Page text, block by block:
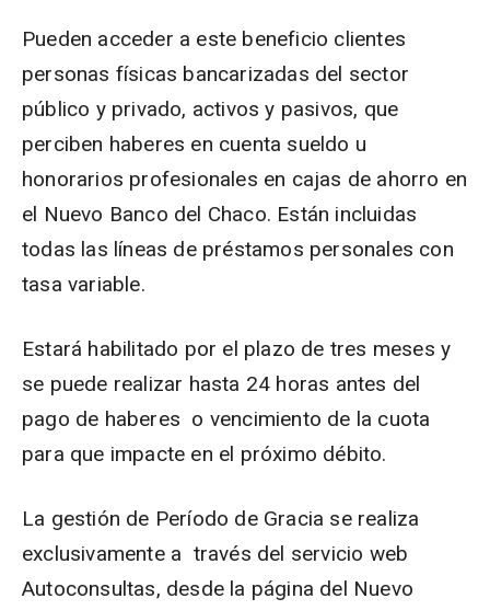
Pueden acceder a este beneficio clientes
personas físicas bancarizadas del sector
público y privado, activos y pasivos, que
perciben haberes en cuenta sueldo u
honorarios profesionales en cajas de ahorro en
el Nuevo Banco del Chaco. Están incluidas
todas las líneas de préstamos personales con
tasa variable.
Estará habilitado por el plazo de tres meses y
se puede realizar hasta 24 horas antes del
pago de haberes o vencimiento de la cuota
para que impacte en el próximo débito.
La gestión de Período de Gracia se realiza
exclusivamente a través del servicio web
Autoconsultas, desde la página del Nuevo